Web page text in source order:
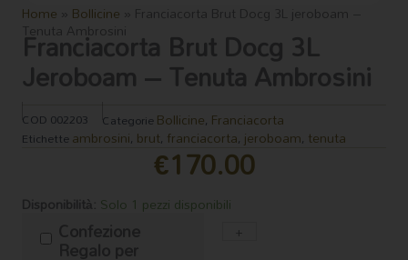
Home » Bollicine » Franciacorta Brut Docg 3L jeroboam –
Tenuta Ambrosini
Franciacorta Brut Docg 3L
Jeroboam – Tenuta Ambrosini
COD 002203 CategorieBollicine, Franciacorta
Etichetteambrosini, brut, franciacorta, jeroboam, tenuta
€170.00
Disponibilità: Solo 1 pezzi disponibili
-
Franciacorta
Brut
Docg
+